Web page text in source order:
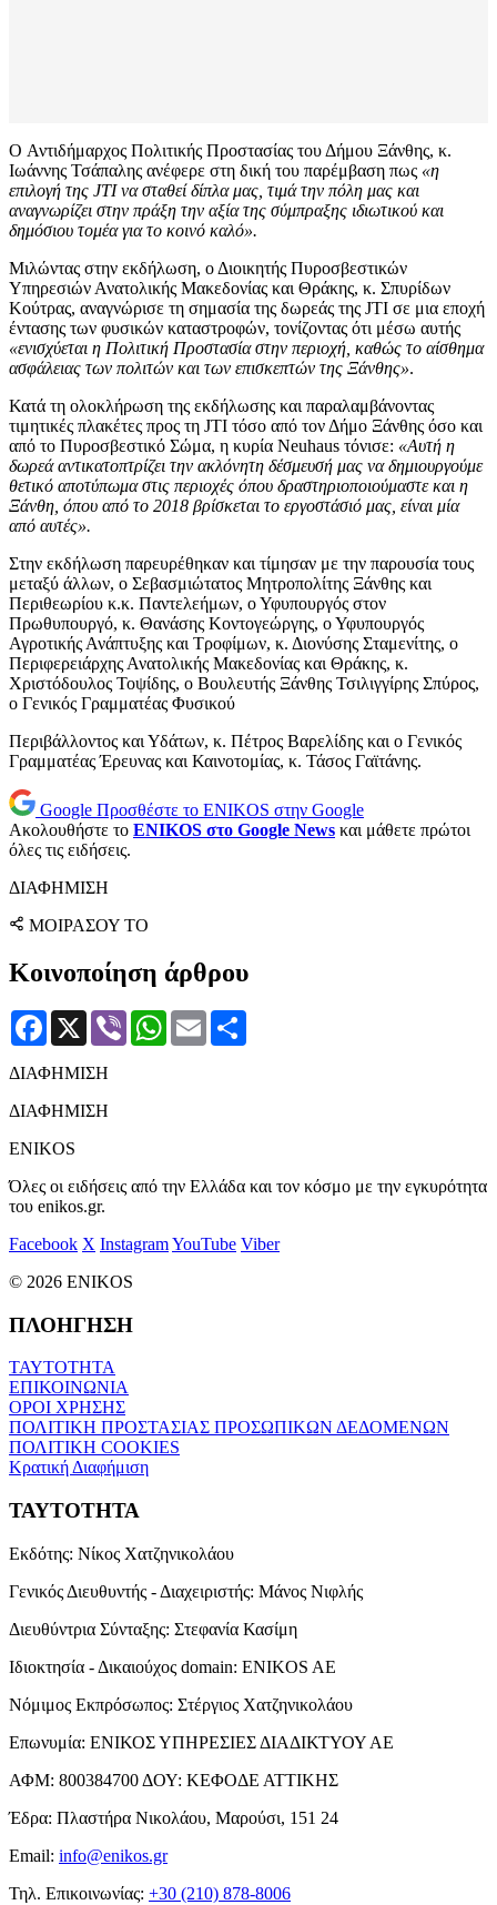
O Αντιδήμαρχος Πολιτικής Προστασίας του Δήμου Ξάνθης, κ.
Ιωάννης Τσάπαλης ανέφερε στη δική του παρέμβαση πως «η
επιλογή της JTI να σταθεί δίπλα μας, τιμά την πόλη μας και
αναγνωρίζει στην πράξη την αξία της σύμπραξης ιδιωτικού και
δημόσιου τομέα για το κοινό καλό».
Μιλώντας στην εκδήλωση, ο Διοικητής Πυροσβεστικών
Υπηρεσιών Ανατολικής Μακεδονίας και Θράκης, κ. Σπυρίδων
Κούτρας, αναγνώρισε τη σημασία της δωρεάς της JTI σε μια εποχή
έντασης των φυσικών καταστροφών, τονίζοντας ότι μέσω αυτής
«ενισχύεται η Πολιτική Προστασία στην περιοχή, καθώς το αίσθημα
ασφάλειας των πολιτών και των επισκεπτών της Ξάνθης».
Κατά τη ολοκλήρωση της εκδήλωσης και παραλαμβάνοντας
τιμητικές πλακέτες προς τη JTI τόσο από τον Δήμο Ξάνθης όσο και
από το Πυροσβεστικό Σώμα, η κυρία Neuhaus τόνισε: «Αυτή η
δωρεά αντικατοπτρίζει την ακλόνητη δέσμευσή μας να δημιουργούμε
θετικό αποτύπωμα στις περιοχές όπου δραστηριοποιούμαστε και η
Ξάνθη, όπου από το 2018 βρίσκεται το εργοστάσιό μας, είναι μία
από αυτές».
Στην εκδήλωση παρευρέθηκαν και τίμησαν με την παρουσία τους
μεταξύ άλλων, ο Σεβασμιώτατος Μητροπολίτης Ξάνθης και
Περιθεωρίου κ.κ. Παντελεήμων, ο Υφυπουργός στον
Πρωθυπουργό, κ. Θανάσης Κοντογεώργης, ο Υφυπουργός
Αγροτικής Ανάπτυξης και Τροφίμων, κ. Διονύσης Σταμενίτης, ο
Περιφερειάρχης Ανατολικής Μακεδονίας και Θράκης, κ.
Χριστόδουλος Τοψίδης, ο Βουλευτής Ξάνθης Τσιλιγγίρης Σπύρος,
ο Γενικός Γραμματέας Φυσικού
Περιβάλλοντος και Υδάτων, κ. Πέτρος Βαρελίδης και ο Γενικός
Γραμματέας Έρευνας και Καινοτομίας, κ. Τάσος Γαϊτάνης.
Google Προσθέστε το ENIKOS στην Google
Ακολουθήστε το ENIKOS στο Google News και μάθετε πρώτοι
όλες τις ειδήσεις.
ΔΙΑΦΗΜΙΣΗ
ΜΟΙΡΑΣΟΥ ΤΟ
Κοινοποίηση άρθρου
Facebook
X Viber WhatsApp
Email
ΔΙΑΦΗΜΙΣΗ
ΔΙΑΦΗΜΙΣΗ
ENIKOS
Όλες οι ειδήσεις από την Ελλάδα και τον κόσμο με την εγκυρότητα
του enikos.gr.
Facebook X InstagramYouTube Viber
© 2026 ENIKOS
ΠΛΟΗΓΗΣΗ
ΤΑΥΤΟΤΗΤΑ
ΕΠΙΚΟΙΝΩΝΙΑ
ΟΡΟΙ ΧΡΗΣΗΣ
ΠΟΛΙΤΙΚΗ ΠΡΟΣΤΑΣΙΑΣ ΠΡΟΣΩΠΙΚΩΝ ΔΕΔΟΜΕΝΩΝ
ΠΟΛΙΤΙΚΗ COOKIES
Κρατική Διαφήμιση
ΤΑΥΤΟΤΗΤΑ
Εκδότης: Νίκος Χατζηνικολάου
Γενικός Διευθυντής - Διαχειριστής: Μάνος Νιφλής
Διευθύντρια Σύνταξης: Στεφανία Κασίμη
Ιδιοκτησία - Δικαιούχος domain: ENIKOS AE
Νόμιμος Εκπρόσωπος: Στέργιος Χατζηνικολάου
Επωνυμία: ΕΝΙΚΟΣ ΥΠΗΡΕΣΙΕΣ ΔΙΑΔΙΚΤΥΟΥ ΑΕ
ΑΦΜ: 800384700 ΔΟΥ: ΚΕΦΟΔΕ ΑΤΤΙΚΗΣ
Έδρα: Πλαστήρα Νικολάου, Μαρούσι, 151 24
Email: info@enikos.gr
Τηλ. Επικοινωνίας: +30 (210) 878-8006